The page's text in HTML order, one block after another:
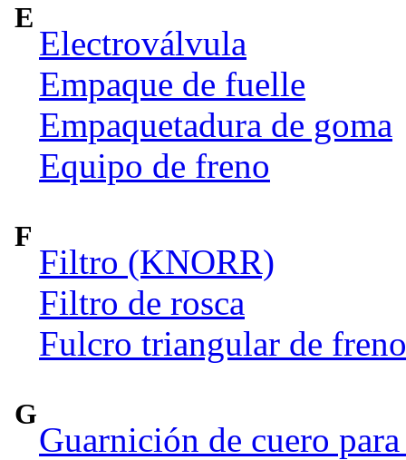
E
Electroválvula
Empaque de fuelle
Empaquetadura de goma
Equipo de freno
F
Filtro (KNORR)
Filtro de rosca
Fulcro triangular de freno
G
Guarnición de cuero